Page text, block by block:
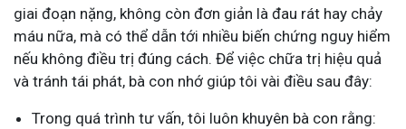
giai đoạn nặng, không còn đơn giản là đau rát hay chảy
máu nữa, mà có thể dẫn tới nhiều biến chứng nguy hiểm
nếu không điều trị đúng cách. Để việc chữa trị hiệu quả
và tránh tái phát, bà con nhớ giúp tôi vài điều sau đây:
Trong quá trình tư vấn, tôi luôn khuyên bà con rằng: